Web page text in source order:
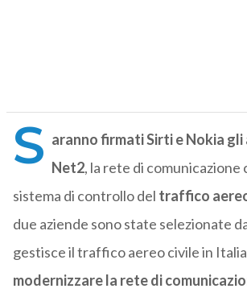
S aranno firmati Sirti e Nokia gli
Net2, la rete di comunicazione
sistema di controllo del traffico
due aziende sono state selezionate
gestisce il traffico aereo civile in
modernizzare la rete di